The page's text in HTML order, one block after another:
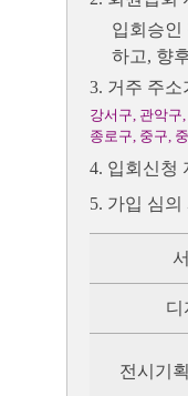
입회승인
하고, 향
3. 거주 주
강서구, 관악구
종로구, 중구,
4. 입회신청
5. 가입 심
디
전시기